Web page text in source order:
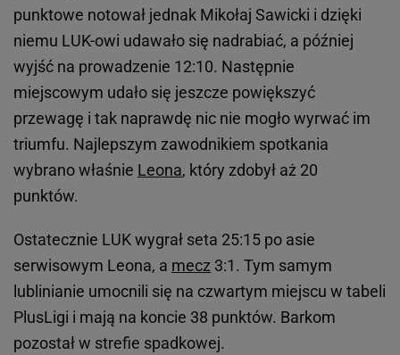
punktowe notował jednak Mikołaj Sawicki i dzięki
niemu LUK-owi udawało się nadrabiać, a później
wyjść na prowadzenie 12:10. Następnie
miejscowym udało się jeszcze powiększyć
przewagę i tak naprawdę nic nie mogło wyrwać im
triumfu. Najlepszym zawodnikiem spotkania
wybrano właśnie Leona, który zdobył aż 20
punktów.
Ostatecznie LUK wygrał seta 25:15 po asie
serwisowym Leona, a mecz 3:1. Tym samym
lublinianie umocnili się na czwartym miejscu w tabeli
PlusLigi i mają na koncie 38 punktów. Barkom
pozostał w strefie spadkowej.